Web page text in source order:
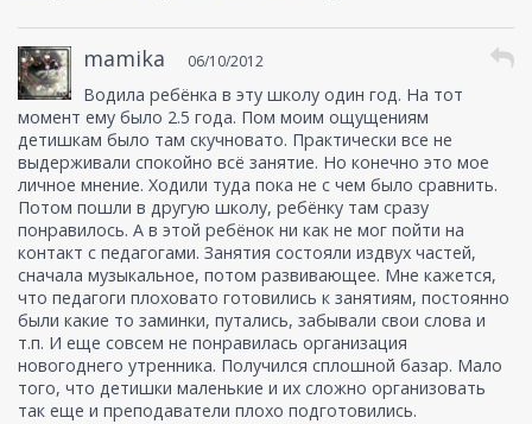
mamika 06/10/2012
Водила ребёнка в эту школу один год. На тот
момент ему было 2.5 года. Пом моим ощущениям
детишкам было там скучновато. Практически все не
выдерживали спокойно всё занятие. Но конечно это мое
личное мнение. Ходили туда пока не с чем было сравнить.
Потом пошли в другую школу, ребёнку там сразу
понравилось. А в этой ребёнок ни как не мог пойти на
контакт с педагогами. Занятия состояли издвух частей,
сначала музыкальное, потом развивающее. Мне кажется,
что педагоги плоховато готовились к занятиям, постоянно
были какие то заминки, путались, забывали свои слова и
т.п. И еще совсем не понравилась организация
новогоднего утренника. Получился сплошной базар. Мало
того, что детишки маленькие и их сложно организовать
так еще и преподаватели плохо подготовились.